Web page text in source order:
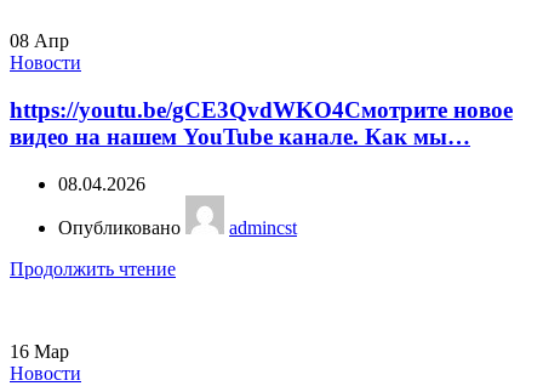
08 Апр
Новости
https://youtu.be/gCE3QvdWKO4Смотрите новое
видео на нашем YouTube канале. Как мы…
08.04.2026
Опубликовано
admincst
Продолжить чтение
16 Мар
Новости